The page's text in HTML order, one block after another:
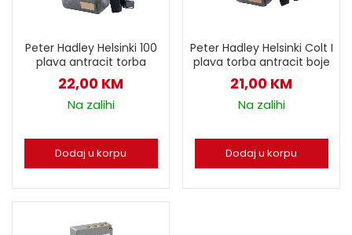
Peter Hadley Helsinki 100
plava antracit torba
22,00 KM
Na zalihi
Dodaj u korpu
Peter Hadley Helsinki Colt I
plava torba antracit boje
21,00 KM
Na zalihi
Dodaj u korpu